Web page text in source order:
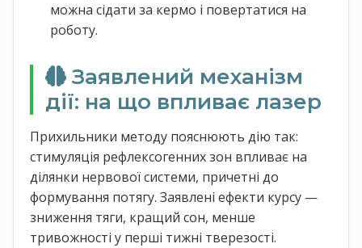
можна сідати за кермо і повертатися на
роботу.
Заявлений механізм
дії: на що впливає лазер
Прихильники методу пояснюють дію так:
стимуляція рефлексогенних зон впливає на
ділянки нервової системи, причетні до
формування потягу. Заявлені ефекти курсу —
зниження тяги, кращий сон, менше
тривожності у перші тижні тверезості.